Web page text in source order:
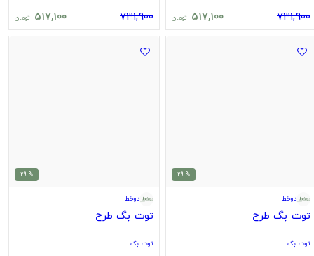
731,900
517,100 تومان 731,900
517,100 تومان
% 29
دوخط
توت بگ طرح
توت بگ
% 29
دوخط
توت بگ طرح
توت بگ